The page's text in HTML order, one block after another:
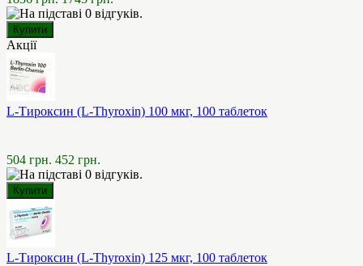
Акції
L-Тироксин (L-Thyroxin) 100 мкг, 100 таблеток
504 грн. 452 грн.
L-Тироксин (L-Thyroxin) 125 мкг, 100 таблеток